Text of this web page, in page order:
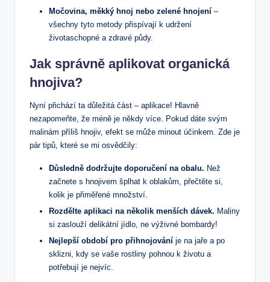
Močovina, měkký hnoj nebo zelené hnojení –
všechny tyto metody přispívají k udržení
životaschopné a zdravé půdy.
Jak správně aplikovat organická
hnojiva?
Nyní přichází ta důležitá část – aplikace! Hlavně
nezapomeňte, že méně je někdy více. Pokud dáte svým
malinám příliš hnojiv, efekt se může minout účinkem. Zde je
pár tipů, které se mi osvědčily:
Důsledně dodržujte doporučení na obalu. Než
začnete s hnojivem šplhat k oblakům, přečtěte si,
kolik je přiměřené množství.
Rozdělte aplikaci na několik menších dávek. Maliny
si zaslouží delikátní jídlo, ne výživné bombardy!
Nejlepší období pro přihnojování je na jaře a po
sklizni, kdy se vaše rostliny pohnou k životu a
potřebují je nejvíc.